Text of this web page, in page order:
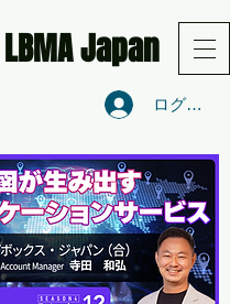
LBMA Japan
ログイン